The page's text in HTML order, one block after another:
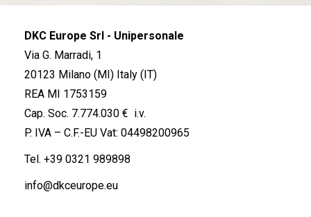
DKC Europe Srl - Unipersonale
Via G. Marradi, 1
20123 Milano (MI) Italy (IT)
REA MI 1753159
Cap. Soc. 7.774.030 € i.v.
P. IVA – C.F.-EU Vat: 04498200965
Tel. +39 0321 989898
info@dkceurope.eu